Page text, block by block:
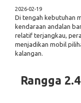
2026-02-19
Di tengah kebutuhan
kendaraan andalan
relatif terjangkau,
menjadikan mobil
kalangan.
Rangga